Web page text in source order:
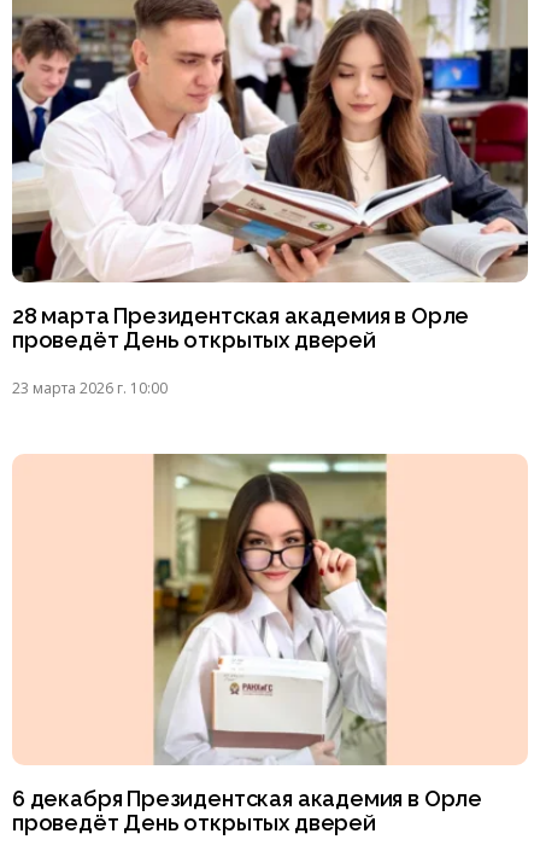
28 марта Президентская академия в Орле
проведёт День открытых дверей
23 марта 2026 г. 10:00
6 декабря Президентская академия в Орле
проведёт День открытых дверей